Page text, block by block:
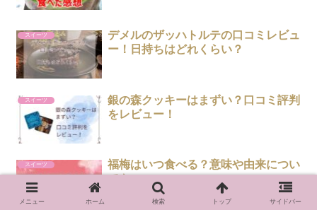
スイーツ
デメルのザッハトルテの口コミレビュ
ー！日持ちはどれくらい？
スイーツ
銀の森クッキーはまずい？口コミ評判
をレビュー！
スイーツ
福梅はいつ食べる？意味や由来につい
メニュー ホーム 検索 トップ サイドバー